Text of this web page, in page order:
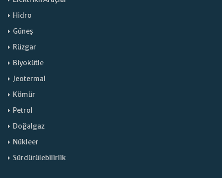
Hidro
Güneş
Rüzgar
Biyokütle
Jeotermal
Kömür
Petrol
Doğalgaz
Nükleer
Sürdürülebilirlik